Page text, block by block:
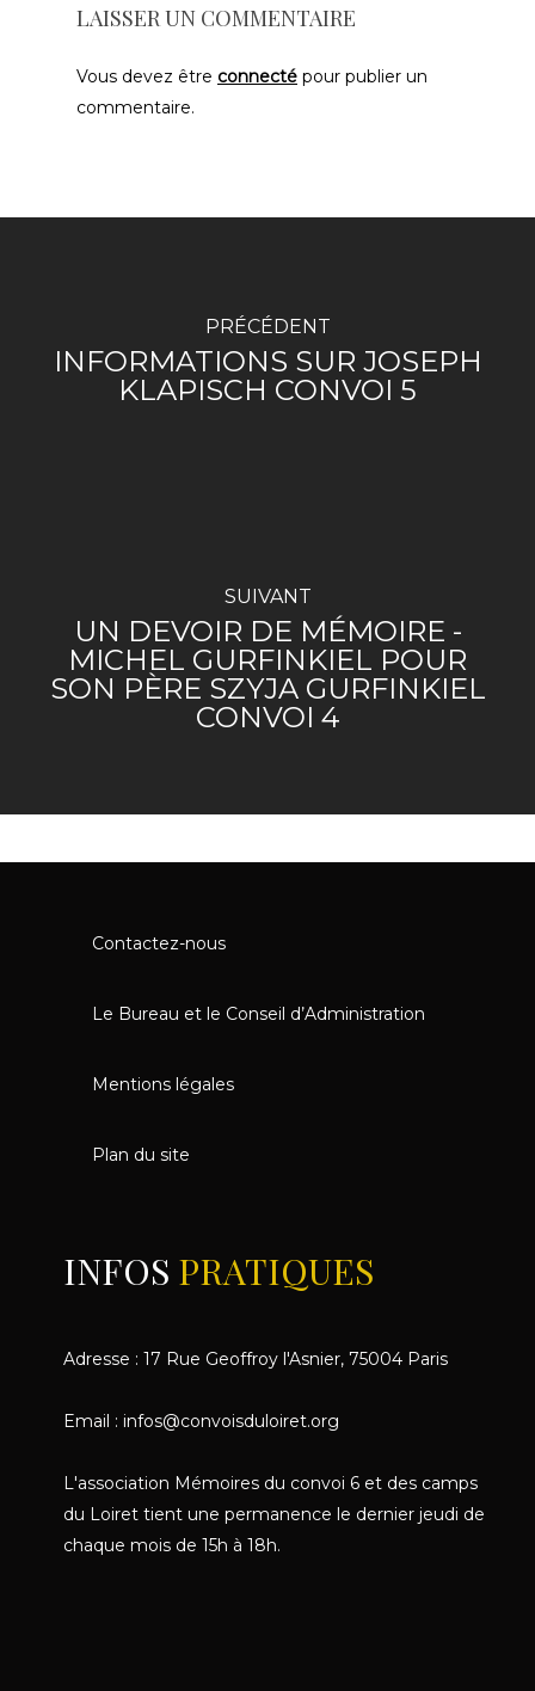
LAISSER UN COMMENTAIRE
Vous devez être connecté pour publier un
commentaire.
PRÉCÉDENT
INFORMATIONS SUR JOSEPH
KLAPISCH CONVOI 5
SUIVANT
UN DEVOIR DE MÉMOIRE -
MICHEL GURFINKIEL POUR
SON PÈRE SZYJA GURFINKIEL
CONVOI 4
Contactez-nous
Le Bureau et le Conseil d’Administration
Mentions légales
Plan du site
INFOS PRATIQUES
Adresse : 17 Rue Geoffroy l'Asnier, 75004 Paris
Email : infos@convoisduloiret.org
L'association Mémoires du convoi 6 et des camps
du Loiret tient une permanence le dernier jeudi de
chaque mois de 15h à 18h.